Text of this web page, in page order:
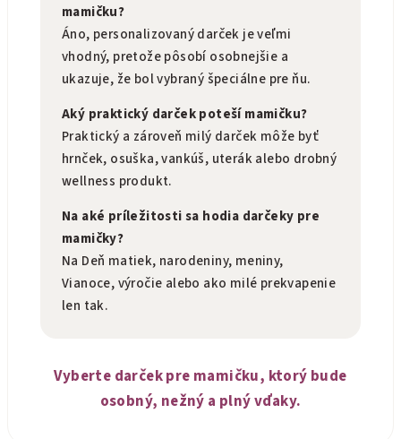
mamičku?
Áno, personalizovaný darček je veľmi
vhodný, pretože pôsobí osobnejšie a
ukazuje, že bol vybraný špeciálne pre ňu.
Aký praktický darček poteší mamičku?
Praktický a zároveň milý darček môže byť
hrnček, osuška, vankúš, uterák alebo drobný
wellness produkt.
Na aké príležitosti sa hodia darčeky pre
mamičky?
Na Deň matiek, narodeniny, meniny,
Vianoce, výročie alebo ako milé prekvapenie
len tak.
Vyberte darček pre mamičku, ktorý bude
osobný, nežný a plný vďaky.